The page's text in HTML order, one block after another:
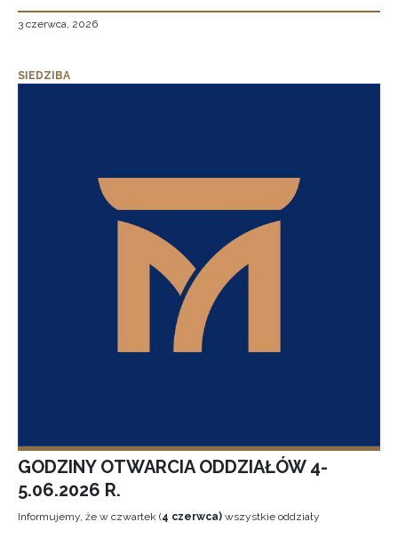
3 czerwca, 2026
SIEDZIBA
GODZINY OTWARCIA ODDZIAŁÓW 4-
5.06.2026 R.
Informujemy, że w czwartek (4 czerwca) wszystkie oddziały